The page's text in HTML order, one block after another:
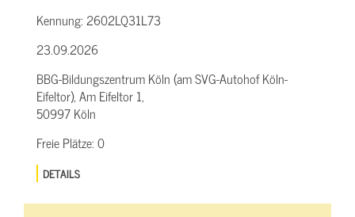
Kennung:2602LQ31L73
23.09.2026
BBG-Bildungszentrum Köln (am SVG-Autohof Köln-
Eifeltor), Am Eifeltor 1,
50997 Köln
Freie Plätze:0
DETAILS